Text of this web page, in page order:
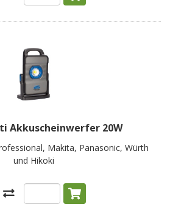
Akkuscheinwerfer 20W
Makita, Panasonic, Würth
und Hikoki